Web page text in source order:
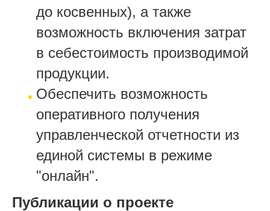
до косвенных), а также
возможность включения затрат
в себестоимость производимой
продукции.
Обеспечить возможность
оперативного получения
управленческой отчетности из
единой системы в режиме
"онлайн".
Публикации о проекте